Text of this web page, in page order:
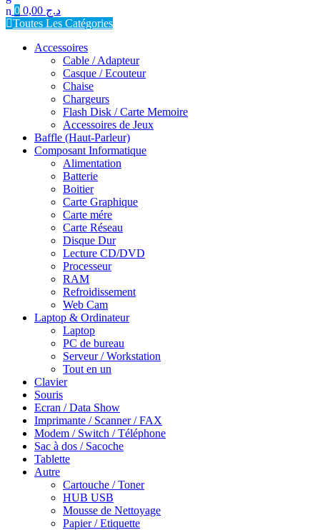
0 د.ج
Toutes Les Catégories
Accessoires
Cable / Adapteur
Casque / Ecouteur
Chaise
Chargeurs
Flash Disk / Carte Memoire
Accessoires de Jeux
Baffle (Haut-Parleur)
Composant Informatique
Alimentation
Batterie
Boitier
Carte Graphique
Carte mére
Carte Réseau
Disque Dur
Lecture CD/DVD
Processeur
RAM
Refroidissement
Web Cam
Laptop & Ordinateur
Laptop
PC de bureau
Serveur / Workstation
Tout en un
Clavier
Souris
Ecran / Data Show
Imprimante / Scanner / FAX
Modem / Switch / Téléphone
Sac à dos / Sacoche
Tablette
Autre
Cartouche / Toner
HUB USB
Mousse de Nettoyage
Papier / Etiquette